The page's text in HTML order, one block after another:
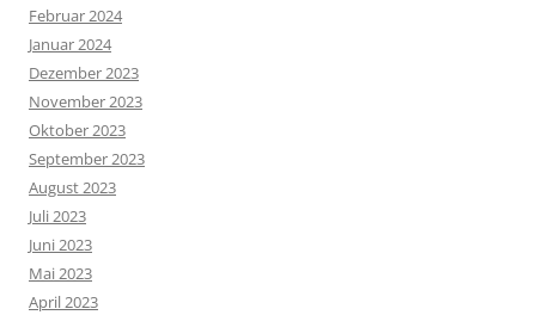
Februar 2024
Januar 2024
Dezember 2023
November 2023
Oktober 2023
September 2023
August 2023
Juli 2023
Juni 2023
Mai 2023
April 2023